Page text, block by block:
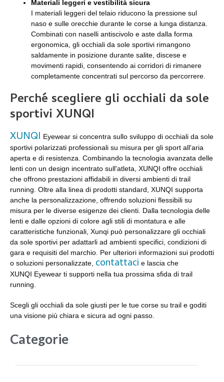
Materiali leggeri e vestibilità sicura
I materiali leggeri del telaio riducono la pressione sul
naso e sulle orecchie durante le corse a lunga distanza.
Combinati con naselli antiscivolo e aste dalla forma
ergonomica, gli occhiali da sole sportivi rimangono
saldamente in posizione durante salite, discese e
movimenti rapidi, consentendo ai corridori di rimanere
completamente concentrati sul percorso da percorrere.
Perché scegliere gli occhiali da sole
sportivi XUNQI
XUNQI Eyewear si concentra sullo sviluppo di occhiali da sole
sportivi polarizzati professionali su misura per gli sport all'aria
aperta e di resistenza. Combinando la tecnologia avanzata delle
lenti con un design incentrato sull'atleta, XUNQI offre occhiali
che offrono prestazioni affidabili in diversi ambienti di trail
running. Oltre alla linea di prodotti standard, XUNQI supporta
anche la personalizzazione, offrendo soluzioni flessibili su
misura per le diverse esigenze dei clienti. Dalla tecnologia delle
lenti e dalle opzioni di colore agli stili di montatura e alle
caratteristiche funzionali, Xunqi può personalizzare gli occhiali
da sole sportivi per adattarli ad ambienti specifici, condizioni di
gara e requisiti del marchio. Per ulteriori informazioni sui prodotti
o soluzioni personalizzate, contattaci e lascia che
XUNQI Eyewear ti supporti nella tua prossima sfida di trail
running.
Scegli gli occhiali da sole giusti per le tue corse su trail e goditi
una visione più chiara e sicura ad ogni passo.
Categorie